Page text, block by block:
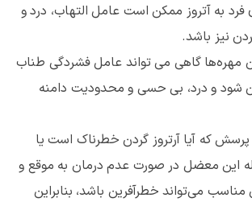
فرد به آتروز ممکن است عامل التهاب، درد و
نیز باشد.
مهره‌ها گاهی می تواند عامل فشردگی طناب
شود و درد، بی حسی و محدودیت دامنه
پرسش که آیا آرتروز گردن خطرناک است یا
این معضل در صورت عدم درمان به موقع و
می‌تواند خطرآفرین باشد، بنابراین